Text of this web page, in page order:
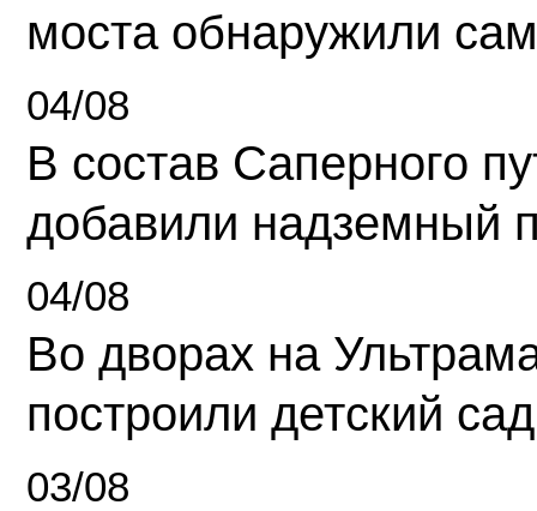
моста обнаружили
04/08
В состав Саперного
добавили надземный
04/08
Во дворах на
построили детский сад
03/08